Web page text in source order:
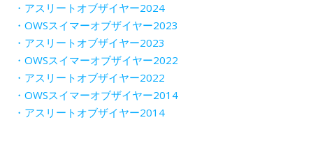
・アスリートオブザイヤー2024
・OWSスイマーオブザイヤー2023
・アスリートオブザイヤー2023
・OWSスイマーオブザイヤー2022
・アスリートオブザイヤー2022
・OWSスイマーオブザイヤー2014
・アスリートオブザイヤー2014